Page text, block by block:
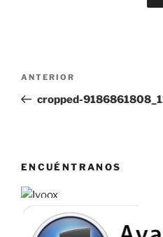
entradas
Entrada
anterior:
ANTERIOR
cropped-
ENCUÉNTRANOS